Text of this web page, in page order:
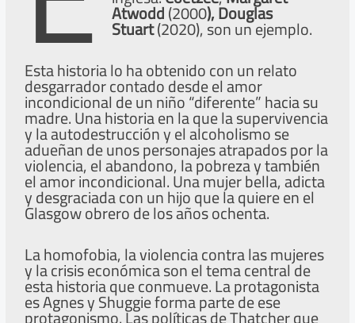
Atwodd(2000), Douglas
Stuart(2020), son un ejemplo.
Esta historia lo ha obtenido con un relato
desgarrador contado desde el amor
incondicional de un niño “diferente” hacia su
madre. Una historia en la que la supervivencia
y la autodestrucción y el alcoholismo se
adueñan de unos personajes atrapados por la
violencia, el abandono, la pobreza y también
el amor incondicional. Una mujer bella, adicta
y desgraciada con un hijo que la quiere en el
Glasgow obrero de los años ochenta.
La homofobia, la violencia contra las mujeres
y la crisis económica son el tema central de
esta historia que conmueve. La protagonista
es Agnes y Shuggie forma parte de ese